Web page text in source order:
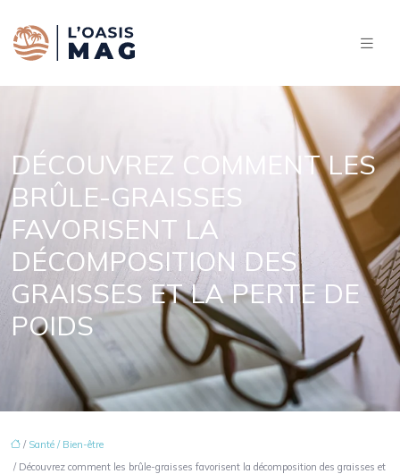
DÉCOUVREZ COMMENT LES
BRÛLE-GRAISSES
FAVORISENT LA
DÉCOMPOSITION DES
GRAISSES ET LA PERTE DE
POIDS
/ Santé / Bien-être
/ Découvrez comment les brûle-graisses favorisent la décomposition des graisses et